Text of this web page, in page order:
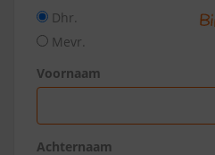
Dhr.
Mevr.
Voornaam
Achternaam